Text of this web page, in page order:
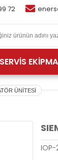
72
ÜNİTESİ
IOP-